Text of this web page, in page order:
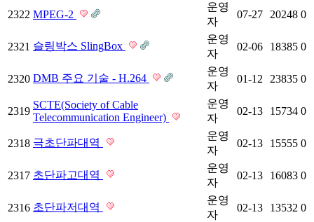
2322 MPEG-2
운영
자
07-27 20248 0
2321 슬링박스 SlingBox
운영
자
02-06 18385 0
2320 DMB 주요 기술 - H.264
운영
자
01-12 23835 0
2319
SCTE(Society of Cable
Telecommunication Engineer)
운영
자
02-13 15734 0
2318 극초단파대역
운영
자
02-13 15555 0
2317 초단파고대역
운영
자
02-13 16083 0
2316 초단파저대역
운영
자
02-13 13532 0